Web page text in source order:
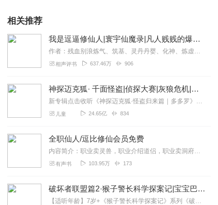
哦好好好好好哈哈哈哈哈。
2018-04-20
qazwsxjij
2018-01-27
lliwons_wyf
2018-01-19
相关推荐
我是逗逼修仙人|寰宇仙魔录|凡人贱贱的爆笑修仙路
作者：残血别浪炼气、筑基、灵丹丹婴、化神、炼虚合体、大乘、天谴家破人亡的陈洛剑法精妙，而且头脑灵活性格也是绝对不吃亏的那种！不懦弱，不硬刚，以智取胜！！凡人也修...
相声评书 637.46万 906
神探迈克狐· 千面怪盗|侦探大赛|灰狼危机|多多罗
新专辑点击收听《神探迈克狐·怪盗归来篇｜多多罗》！！！>>>点击进入主播橱窗购买《神探迈克狐》系列图书吧!<<<多多罗故事【点击前往】收听多多罗其他好玩有趣的故...
儿童 24.65亿 834
全职仙人/逗比修仙会员免费
内容简介：职业卖灵兽，职业介绍道侣，职业卖洞府，职业寻宝，没错，我就是全职仙人！主播简介：认真的十二，资深小说演播人，代表作有《神级渔夫》（超千万点击）、《都市...
有声书 103.95万 173
破坏者联盟篇2·猴子警长科学探案记|宝宝巴士故事
【适听年龄】7岁+《猴子警长科学探案记》系列《破坏者联盟篇1·猴子警长科学探案记》>>>《破坏者联盟篇2·猴子警长科学探案记》>>>《破坏者联盟篇3·猴子警长科...